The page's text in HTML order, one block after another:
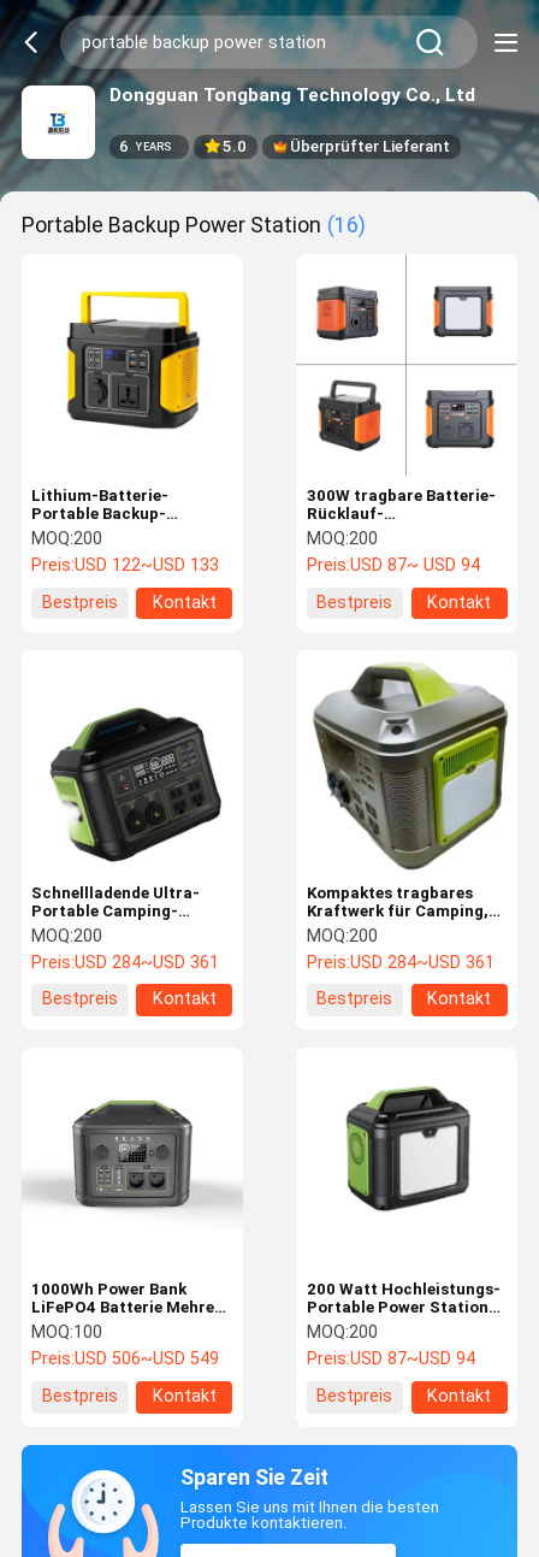
Dongguan Tongbang Technology Co., Ltd
6 YEARS 5.0 Überprüfter Lieferant
Portable Backup Power Station (16)
Lithium-Batterie-
Portable Backup-
Stromversorgungsanlage
für Stromausfälle im
Freien
MOQ:200
Preis:USD 122~USD 133
Bestpreis
Kontakt
300W tragbare Batterie-
Rücklauf-
Stromversorgungsanlage
für kontinuierliche
Stromversorgung
MOQ:200
Preis:USD 87~ USD 94
Bestpreis
Kontakt
Schnellladende Ultra-
Portable Camping-
Stromversorgung 500W
700W Doppel-USB-
Anschlüsse
MOQ:200
Preis:USD 284~USD 361
Bestpreis
Kontakt
Kompaktes tragbares
Kraftwerk für Camping,
Multi-Interface-Design,
langlebige
Batteriespeisung
MOQ:200
Preis:USD 284~USD 361
Bestpreis
Kontakt
1000Wh Power Bank
LiFePO4 Batterie Mehrere
Ausgangsanschlüsse für
Außensicherung
MOQ:100
Preis:USD 506~USD 549
Bestpreis
Kontakt
200 Watt Hochleistungs-
Portable Power Station
Notfall-
Rücklaufgenerator
MOQ:200
Preis:USD 87~USD 94
Bestpreis
Kontakt
Sparen Sie Zeit
Lassen Sie uns mit Ihnen die besten
Produkte kontaktieren.